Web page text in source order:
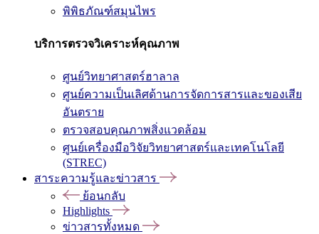
พิพิธภัณฑ์สมุนไพร
บริการตรวจวิเคราะห์คุณภาพ
ศูนย์วิทยาศาสตร์ฮาลาล
ศูนย์ความเป็นเลิศด้านการจัดการสารและของเสีย
อันตราย
ตรวจสอบคุณภาพสิ่งแวดล้อม
ศูนย์เครื่องมือวิจัยวิทยาศาสตร์และเทคโนโลยี
(STREC)
สาระความรู้และข่าวสาร
ย้อนกลับ
Highlights
ข่าวสารทั้งหมด